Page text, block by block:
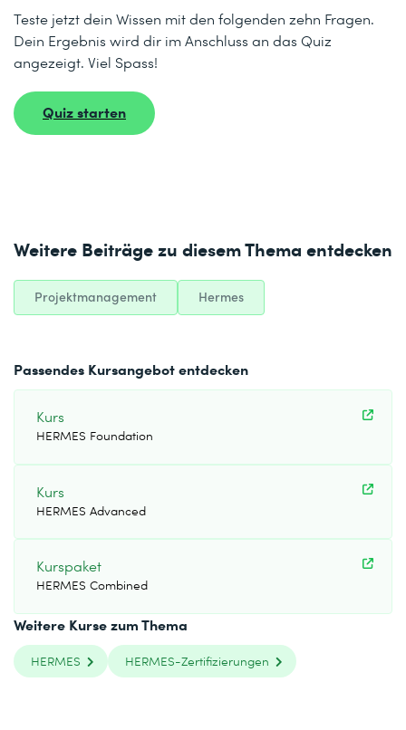
Teste jetzt dein Wissen mit den folgenden zehn Fragen.
Dein Ergebnis wird dir im Anschluss an das Quiz
angezeigt. Viel Spass!
Quiz starten
Weitere Beiträge zu diesem Thema entdecken
Projektmanagement Hermes
Passendes Kursangebot entdecken
Kurs
HERMES Foundation
Kurs
HERMES Advanced
Kurspaket
HERMES Combined
Weitere Kurse zum Thema
HERMES HERMES-Zertifizierungen